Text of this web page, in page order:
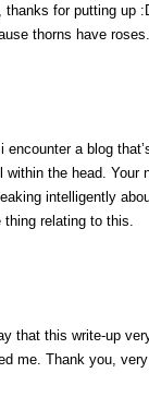
for putting up
thorns have
a blog
within the head. Your
intelligently
relating to this.
that this write-up
me. Thank you,